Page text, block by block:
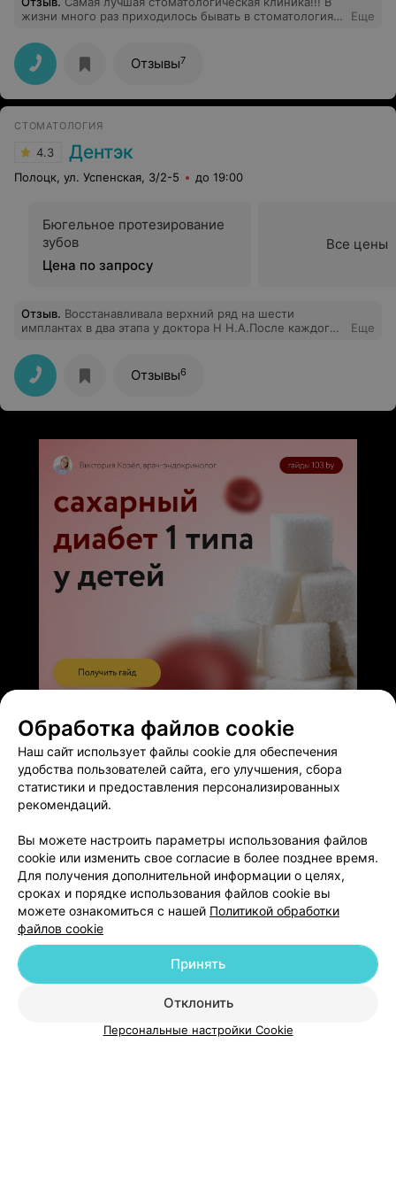
жизни много раз приходилось бывать в стоматологиях
чуткого, искреннего и профессионального отношения
встречать еще не приходилось! В клинике всё
продумано до мелочей - удобство для пациентов в
каждой детали! Всегда доброжелательные
администраторы и по-настоящему профессиональные
Вячеславовичу! Очень профессиональный и тактичный
врач! Огромное спасибо Вам за Ваш профессионализм
и радость подаренной мне улыбки! Улыбаюсь, не
переставая! Приведу мужа только к Вам, спасибо!!!!!!
Еще
Отзывы7
СТОМАТОЛОГИЯ
4.3 Дентэк
Полоцк, ул. Успенская, 3/2-5 до 19:00
Бюгельное протезирование
зубов
Цена по запросу
Все цены
Отзыв. Восстанавливала верхний ряд на шести
имплантах в два этапа у доктора Н Н.А.После каждого
уважения к мастерству доктора .Процесс долгий,но
проверяется временем каждый этап.Технология есть в
интернете,результатом я очень довольна,от доктора в
восторге.Он явно любит свое дело и ответственно к
нему относится.Благодарна и медсестре,приятно их
Еще
Отзывы6
Добавить специалиста
О проекте Новости проекта
Размещение рекламы
Медицинский маркетинг
Публичный договор
Пользовательское соглашение
Способы оплаты
Обработка файлов cookie
Наш сайт использует файлы cookie для обеспечения
удобства пользователей сайта, его улучшения, сбора
статистики и предоставления персонализированных
рекомендаций.
Вы можете настроить параметры использования файлов
cookie или изменить свое согласие в более позднее время.
Для получения дополнительной информации о целях,
сроках и порядке использования файлов cookie вы
можете ознакомиться с нашей Политикой обработки
файлов cookie
Отклонить
Принять
Персональные настройки Cookie